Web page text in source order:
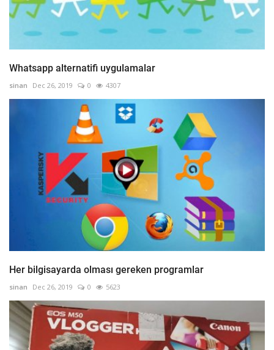
Whatsapp alternatifi uygulamalar
sinan Dec 26, 2019 0 4307
Her bilgisayarda olması gereken programlar
sinan Dec 26, 2019 0 5623